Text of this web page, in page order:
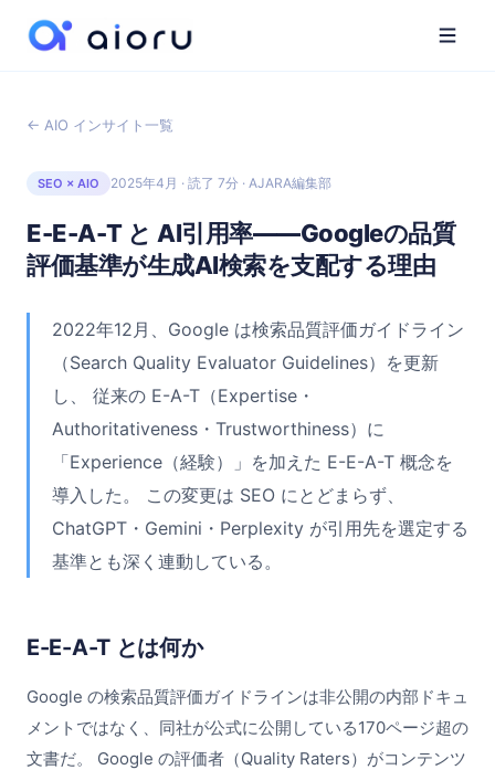
← AIO インサイト一覧
SEO × AIO 2025年4月 · 読了 7分 · AJARA編集部
E-E-A-T と AI引用率——Googleの品質
評価基準が生成AI検索を支配する理由
2022年12月、Google は検索品質評価ガイドライン
（Search Quality Evaluator Guidelines）を更新
し、 従来の E-A-T（Expertise・
Authoritativeness・Trustworthiness）に
「Experience（経験）」を加えた E-E-A-T 概念を
導入した。 この変更は SEO にとどまらず、
ChatGPT・Gemini・Perplexity が引用先を選定する
基準とも深く連動している。
E-E-A-T とは何か
Google の検索品質評価ガイドラインは非公開の内部ドキュ
メントではなく、同社が公式に公開している170ページ超の
文書だ。 Google の評価者（Quality Raters）がコンテンツ